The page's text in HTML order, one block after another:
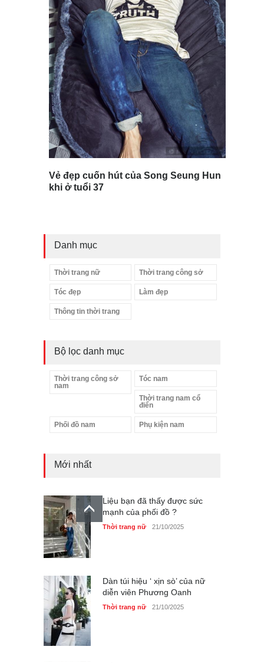
Vẻ đẹp cuốn hút của Song Seung Hun
khi ở tuổi 37
Danh mục
Thời trang nữ Thời trang công sở
Tóc đẹp Làm đẹp
Thông tin thời trang
Bộ lọc danh mục
Thời trang công sở
nam
Tóc nam
Thời trang nam cổ
điển
Phối đồ nam Phụ kiện nam
Mới nhất
Liệu bạn đã thấy được sức
mạnh của phối đồ ?
Thời trang nữ 21/10/2025
Dàn túi hiệu ‘ xịn sò’ của nữ
diễn viên Phương Oanh
Thời trang nữ 21/10/2025